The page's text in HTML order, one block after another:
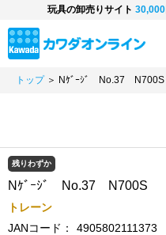
玩具の卸売りサイト 30,000
トップ＞ Nｹﾞｰｼﾞ No.37 N700S
残りわずか
Nｹﾞｰｼﾞ No.37 N700S
トレーン
JANコード：
4905802111373